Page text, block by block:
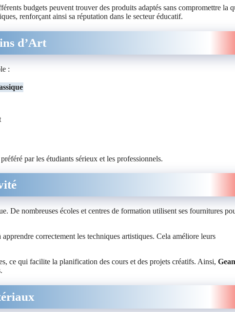
budgets peuvent trouver des produits adaptés sans compromettre la
renforçant ainsi sa réputation dans le secteur éducatif.
d’Art
:
par les étudiants sérieux et les professionnels.
De nombreuses écoles et centres de formation utilisent ses fournitures
correctement les techniques artistiques. Cela améliore leurs
ce qui facilite la planification des cours et des projets créatifs. Ainsi,